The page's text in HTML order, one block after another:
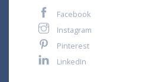
Facebook
Instagram
Pinterest
LinkedIn